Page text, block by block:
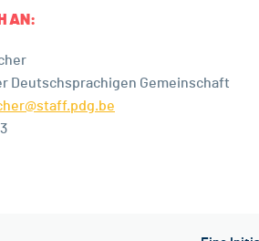
AN:
Deutschsprachigen Gemeinschaft